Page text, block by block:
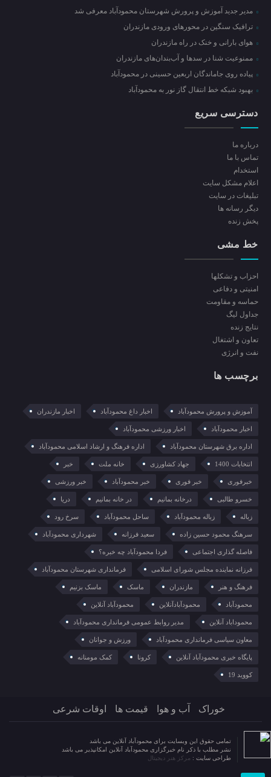
مدیر جدید آموزش و پرورش شهرستان محمودآباد معرفی شد
ترافیک سنگین در محور‌های ورودی مازندران
هوای بارانی و خنک در راه مازندران
ممنوعیت شنا در سدها و آب‌بندان‌‌های مازندران
پیاده روی جاماندگان اربعین حسینی در محمودآباد
بهبود شبکه خط انتقال گاز نور به محمودآباد
دسترسی سریع
درباره ما
تماس با ما
استخدام
اعلام مشکل سایت
تبلیغات در سایت
ديگر رسانه ها
پخش زنده
خط مشی
احزاب و تشکلها
امنیتی و دفاعی
حماسه و مقاومت
جداول لیگ
نتایج زنده
تعاون و اشتغال
نفت و انرژی
برچسب ها
آموزش و پرورش محمودآباد اخبار داغ محمودآباد اخبار مازندران
اخبار محمودآباد اخبار ورزشی محمودآباد
اداره برق شهرستان محمودآباد اداره فرهنگ و ارشاد اسلامی محمودآباد
انتخابات 1400 جهاد کشاورزی خانه ملت خبر
خبرفوری خبر فوری خبر محمودآباد خبر ورزشی
خسرو طالبی درخانه بمانیم در خانه بمانیم دریا
زباله زباله محمودآباد ساحل محمودآباد سرخ رود
سرهنگ محمود حسین زاده سعید فرزانه شهرداری محمودآباد
فاصله گذاری اجتماعی فردا محمودآباد چه خبره؟
فرزانه نماینده مجلس شورای اسلامی فرمانداری شهرستان محمودآباد
فرهنگ و هنر مازندران ماسک ماسک بزنیم
محمودآباد محمودآبادآنلاین محمودآباد آنلاین
محموداباد آنلاین مدیر روابط عمومی فرمانداری محمودآباد
معاون سیاسی فرمانداری محمودآباد ورزش و جوانان
پایگاه خبری محمودآباد آنلاین کرونا کمک مومنانه
کووید 19
خوراک آب و هوا قیمت ها اوقات شرعی
تمامی حقوق این وبسایت برای محمودآباد آنلاین می باشد
نشر مطلب با ذکر نام خبرگزاری محمودآباد آنلاین امکانپذیر می باشد
طراحی سایت : مرکز هنر دیجیتال